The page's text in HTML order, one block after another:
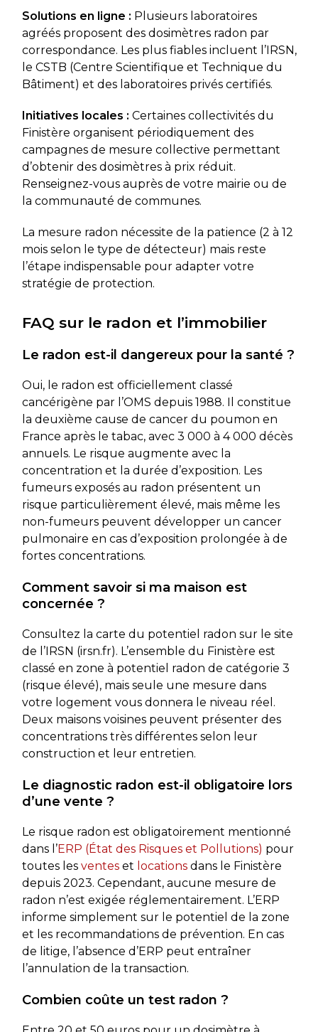
Solutions en ligne : Plusieurs laboratoires
agréés proposent des dosimètres radon par
correspondance. Les plus fiables incluent l’IRSN,
le CSTB (Centre Scientifique et Technique du
Bâtiment) et des laboratoires privés certifiés.
Initiatives locales : Certaines collectivités du
Finistère organisent périodiquement des
campagnes de mesure collective permettant
d’obtenir des dosimètres à prix réduit.
Renseignez-vous auprès de votre mairie ou de
la communauté de communes.
La mesure radon nécessite de la patience (2 à 12
mois selon le type de détecteur) mais reste
l’étape indispensable pour adapter votre
stratégie de protection.
FAQ sur le radon et l’immobilier
Le radon est-il dangereux pour la santé ?
Oui, le radon est officiellement classé
cancérigène par l’OMS depuis 1988. Il constitue
la deuxième cause de cancer du poumon en
France après le tabac, avec 3 000 à 4 000 décès
annuels. Le risque augmente avec la
concentration et la durée d’exposition. Les
fumeurs exposés au radon présentent un
risque particulièrement élevé, mais même les
non-fumeurs peuvent développer un cancer
pulmonaire en cas d’exposition prolongée à de
fortes concentrations.
Comment savoir si ma maison est
concernée ?
Consultez la carte du potentiel radon sur le site
de l’IRSN (irsn.fr). L’ensemble du Finistère est
classé en zone à potentiel radon de catégorie 3
(risque élevé), mais seule une mesure dans
votre logement vous donnera le niveau réel.
Deux maisons voisines peuvent présenter des
concentrations très différentes selon leur
construction et leur entretien.
Le diagnostic radon est-il obligatoire lors
d’une vente ?
Le risque radon est obligatoirement mentionné
dans l’ERP (État des Risques et Pollutions) pour
toutes les venteset locationsdans le Finistère
depuis 2023. Cependant, aucune mesure de
radon n’est exigée réglementairement. L’ERP
informe simplement sur le potentiel de la zone
et les recommandations de prévention. En cas
de litige, l’absence d’ERP peut entraîner
l’annulation de la transaction.
Combien coûte un test radon ?